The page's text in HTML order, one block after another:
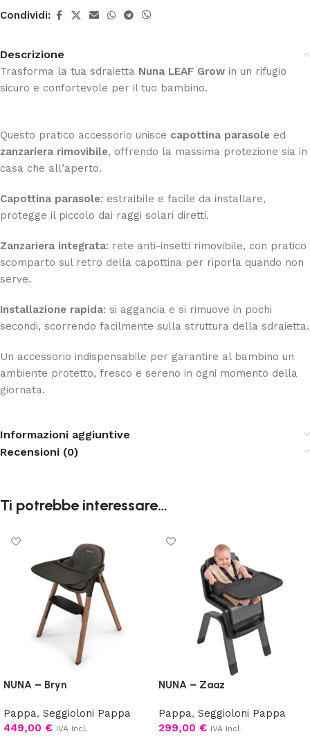
Condividi:
Descrizione
Trasforma la tua sdraietta Nuna LEAF Grow in un rifugio
sicuro e confortevole per il tuo bambino.
Questo pratico accessorio unisce capottina parasole ed
zanzariera rimovibile, offrendo la massima protezione sia in
casa che all’aperto.
Capottina parasole: estraibile e facile da installare,
protegge il piccolo dai raggi solari diretti.
Zanzariera integrata: rete anti-insetti rimovibile, con pratico
scomparto sul retro della capottina per riporla quando non
serve.
Installazione rapida: si aggancia e si rimuove in pochi
secondi, scorrendo facilmente sulla struttura della sdraietta.
Un accessorio indispensabile per garantire al bambino un
ambiente protetto, fresco e sereno in ogni momento della
giornata.
Informazioni aggiuntive
Recensioni (0)
Ti potrebbe interessare…
NUNA – Bryn
Pappa, Seggioloni Pappa
449,00 € IVA Incl.
NUNA – Zaaz
Pappa, Seggioloni Pappa
299,00 € IVA Incl.